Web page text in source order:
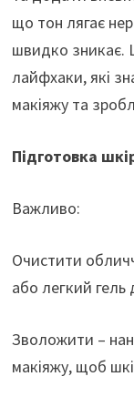
o
o
k
a
m
що тон лягає
швидко зникає.
лайфхаки, які
макіяжу та
Підготовка
Важливо:
Очистити
або легкий
Зволожити –
макіяжу, щоб